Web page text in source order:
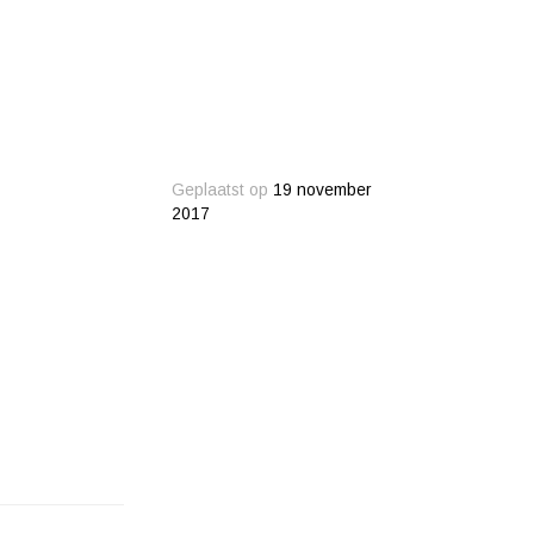
Geplaatst op 19 november
2017